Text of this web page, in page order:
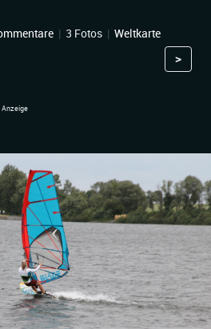
| 3 Fotos | Weltkarte
>